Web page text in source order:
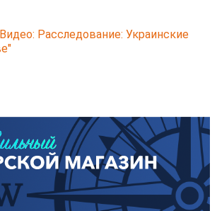
Видео: Расследование: Украинские